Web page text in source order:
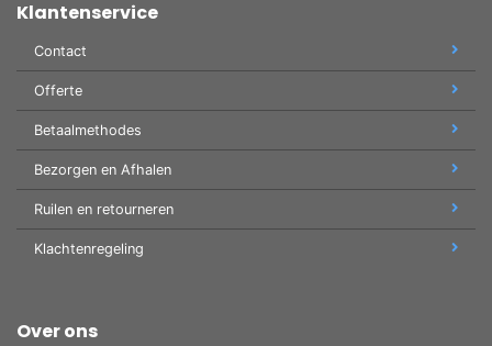
Klantenservice
Contact
Offerte
Betaalmethodes
Bezorgen en Afhalen
Ruilen en retourneren
Klachtenregeling
Over ons